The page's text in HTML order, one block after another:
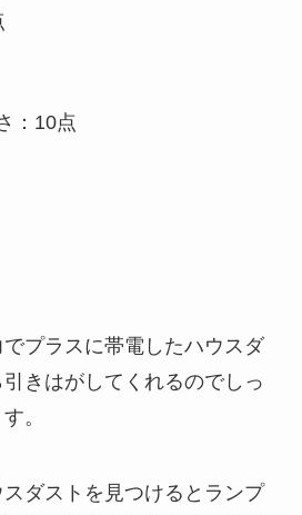
：10点
プラスに帯電したハウスダ
きはがしてくれるのでしっ
。
ダストを見つけるとランプ